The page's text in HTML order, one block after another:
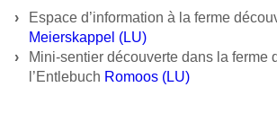
Espace d’information à la ferme
Meierskappel (LU)
Mini-sentier découverte dans la ferme
l’Entlebuch Romoos (LU)